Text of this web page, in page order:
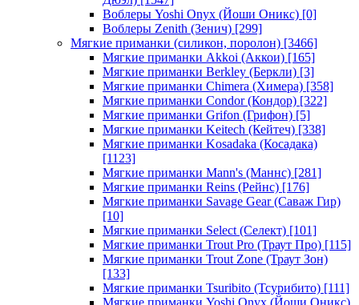
Воблеры Yoshi Onyx (Йоши Оникс) [0]
Воблеры Zenith (Зенич) [299]
Мягкие приманки (силикон, поролон) [3466]
Мягкие приманки Akkoi (Аккои) [165]
Мягкие приманки Berkley (Беркли) [3]
Мягкие приманки Chimera (Химера) [358]
Мягкие приманки Condor (Кондор) [322]
Мягкие приманки Grifon (Грифон) [5]
Мягкие приманки Keitech (Кейтеч) [338]
Мягкие приманки Kosadaka (Косадака)
[1123]
Мягкие приманки Mann's (Маннс) [281]
Мягкие приманки Reins (Рейнс) [176]
Мягкие приманки Savage Gear (Саваж Гир)
[10]
Мягкие приманки Select (Селект) [101]
Мягкие приманки Trout Pro (Траут Про) [115]
Мягкие приманки Trout Zone (Траут Зон)
[133]
Мягкие приманки Tsuribito (Тсурибито) [111]